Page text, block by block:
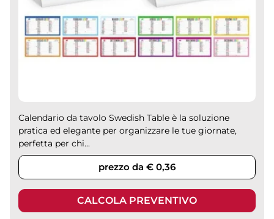
Calendario da tavolo Swedish Table è la soluzione
pratica ed elegante per organizzare le tue giornate,
perfetta per chi...
prezzo da € 0,36
CALCOLA PREVENTIVO